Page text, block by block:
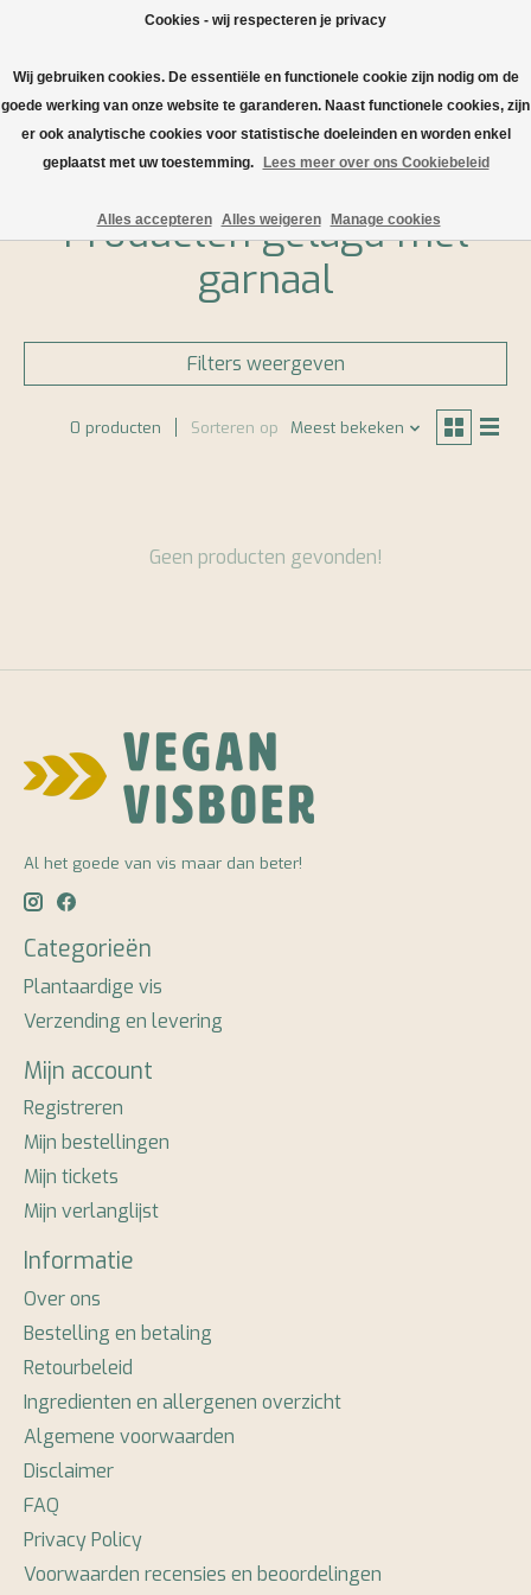
Verlanglijst
Home / Tags / garnaal
Producten getagd met
garnaal
Filters weergeven
0 producten Sorteren op Meest bekeken
Geen producten gevonden!
Al het goede van vis maar dan beter!
Categorieën
Plantaardige vis
Verzending en levering
Mijn account
Registreren
Mijn bestellingen
Mijn tickets
Mijn verlanglijst
Informatie
Over ons
Bestelling en betaling
Retourbeleid
Ingredienten en allergenen overzicht
Algemene voorwaarden
Disclaimer
FAQ
Privacy Policy
Voorwaarden recensies en beoordelingen
Cookies - wij respecteren je privacy
Wij gebruiken cookies. De essentiële en functionele cookie zijn nodig om de
goede werking van onze website te garanderen. Naast functionele cookies, zijn
er ook analytische cookies voor statistische doeleinden en worden enkel
geplaatst met uw toestemming.
Lees meer over ons Cookiebeleid
Alles accepteren Alles weigeren Manage cookies